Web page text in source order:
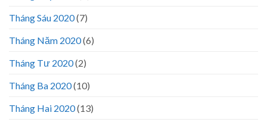
Tháng Sáu 2020(7)
Tháng Năm 2020(6)
Tháng Tư 2020(2)
Tháng Ba 2020(10)
Tháng Hai 2020(13)